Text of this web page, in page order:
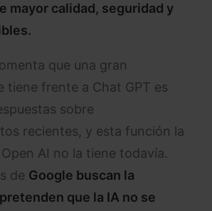
mayor calidad, seguridad y
que una gran
tiene frente a Chat GPT es
sobre
recientes, y esta función la
AI no la tiene todavía.
de Google buscan la
que la IA no se